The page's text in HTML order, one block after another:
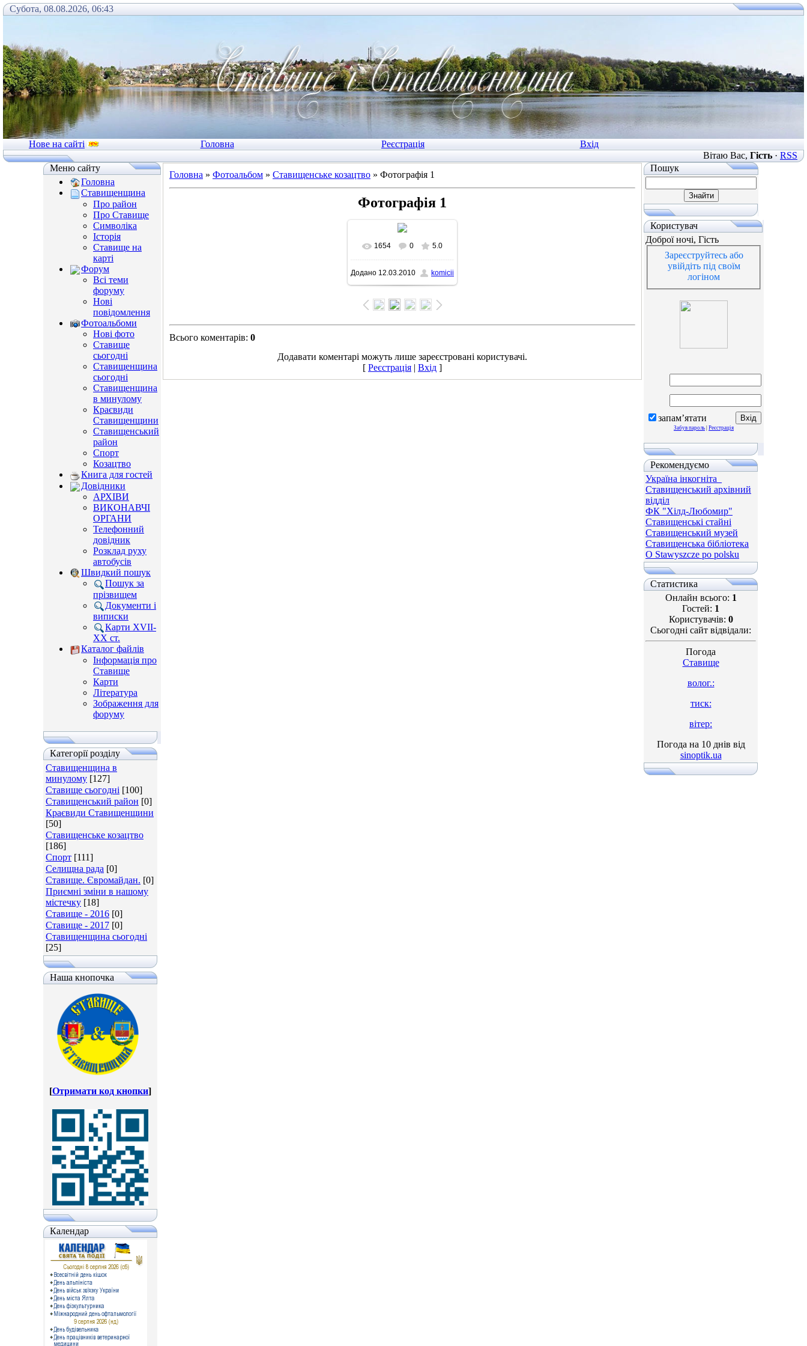
Субота, 08.08.2026, 06:43
Нове на сайті Головна Реєстрація
Вхід
Вітаю Вас, Гість· RSS
Меню сайту
Головна
Ставищенщина
Про район
Про Ставище
Символіка
Історія
Ставище на
карті
Форум
Всі теми
форуму
Нові
повідомлення
Фотоальбоми
Нові фото
Ставище
сьогодні
Ставищенщина
сьогодні
Ставищенщина
в минулому
Краєвиди
Ставищенщини
Ставищенський
район
Спорт
Козацтво
Книга для гостей
Довідники
АРХІВИ
ВИКОНАВЧІ
ОРГАНИ
Телефонний
довідник
Розклад руху
автобусів
Швидкий пошук
Пошук за
прізвищем
Документи і
виписки
Карти XVII-
XX ст.
Каталог файлів
Інформація про
Ставище
Карти
Література
Зображення для
форуму
Категорії розділу
Ставищенщина в
минулому [127]
Ставище сьогодні [100]
Ставищенський район [0]
Краєвиди Ставищенщини
[50]
Ставищенське козацтво
[186]
Спорт [111]
Селищна рада [0]
Ставище. Євромайдан. [0]
Приємні зміни в нашому
містечку [18]
Ставище - 2016 [0]
Ставище - 2017 [0]
Ставищенщина сьогодні
[25]
Наша кнопочка
[Отримати код кнопки]
Календар
Головна » Фотоальбом » Ставищенське козацтво » Фотографія 1
Фотографія 1
У реальному розмірі
768x1024/ 101.0Kb
1654 0 5.0
Додано 12.03.2010 komicii
Всього коментарів: 0
Додавати коментарі можуть лише зареєстровані користувачі.
[ Реєстрація | Вхід ]
Пошук
Користувач
Доброї ночі, Гість
Зареєструйтесь або
увійдіть під своїм
логіном
запам’ятати
Забув пароль Реєстрація
Рекомендуємо
Україна інкогніта_
Ставищенський архівний
відділ
ФК "Хілд-Любомир"
Ставищенські стайні
Ставищенський музей
Ставищенська бібліотека
O Stawyszcze po polsku
Статистика
Онлайн всього: 1
Гостей: 1
Користувачів: 0
Сьогодні сайт відвідали:
Погода
Ставище
волог.:
тиск:
вітер:
Погода на 10 днів від
sinoptik.ua